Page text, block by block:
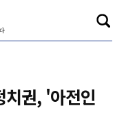
권, '아전인